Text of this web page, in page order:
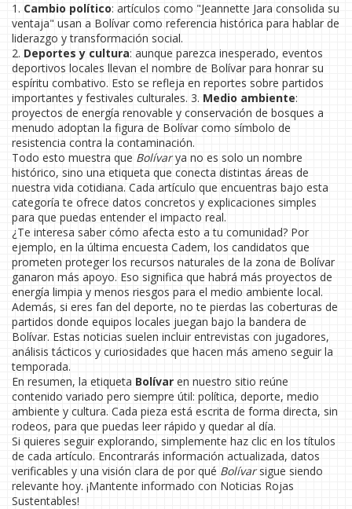
1. Cambio político: artículos como "Jeannette Jara consolida su
ventaja" usan a Bolívar como referencia histórica para hablar de
liderazgo y transformación social.
2. Deportes y cultura: aunque parezca inesperado, eventos
deportivos locales llevan el nombre de Bolívar para honrar su
espíritu combativo. Esto se refleja en reportes sobre partidos
importantes y festivales culturales. 3. Medio ambiente:
proyectos de energía renovable y conservación de bosques a
menudo adoptan la figura de Bolívar como símbolo de
resistencia contra la contaminación.
Todo esto muestra que Bolívarya no es solo un nombre
histórico, sino una etiqueta que conecta distintas áreas de
nuestra vida cotidiana. Cada artículo que encuentras bajo esta
categoría te ofrece datos concretos y explicaciones simples
para que puedas entender el impacto real.
¿Te interesa saber cómo afecta esto a tu comunidad? Por
ejemplo, en la última encuesta Cadem, los candidatos que
prometen proteger los recursos naturales de la zona de Bolívar
ganaron más apoyo. Eso significa que habrá más proyectos de
energía limpia y menos riesgos para el medio ambiente local.
Además, si eres fan del deporte, no te pierdas las coberturas de
partidos donde equipos locales juegan bajo la bandera de
Bolívar. Estas noticias suelen incluir entrevistas con jugadores,
análisis tácticos y curiosidades que hacen más ameno seguir la
temporada.
En resumen, la etiqueta Bolívar en nuestro sitio reúne
contenido variado pero siempre útil: política, deporte, medio
ambiente y cultura. Cada pieza está escrita de forma directa, sin
rodeos, para que puedas leer rápido y quedar al día.
Si quieres seguir explorando, simplemente haz clic en los títulos
de cada artículo. Encontrarás información actualizada, datos
verificables y una visión clara de por qué Bolívarsigue siendo
relevante hoy. ¡Mantente informado con Noticias Rojas
Sustentables!